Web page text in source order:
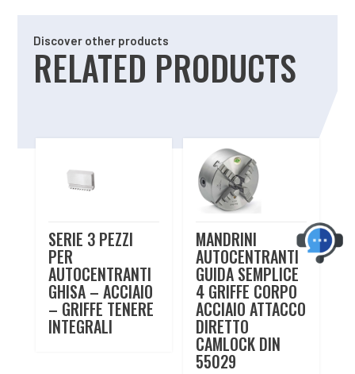
Discover other products
RELATED PRODUCTS
SERIE 3 PEZZI
PER
AUTOCENTRANTI
GHISA – ACCIAIO
– GRIFFE TENERE
INTEGRALI
MANDRINI
AUTOCENTRANTI
GUIDA SEMPLICE
4 GRIFFE CORPO
ACCIAIO ATTACCO
DIRETTO
CAMLOCK DIN
55029